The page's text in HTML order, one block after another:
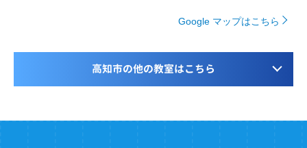
Google マップはこちら
高知市の他の教室はこちら